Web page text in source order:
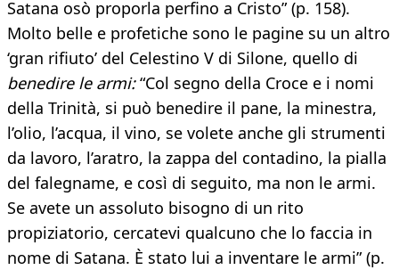
Satana osò proporla perfino a Cristo” (p. 158).
Molto belle e profetiche sono le pagine su un altro
‘gran rifiuto’ del Celestino V di Silone, quello di
benedire le armi:“Col segno della Croce e i nomi
della Trinità, si può benedire il pane, la minestra,
l’olio, l’acqua, il vino, se volete anche gli strumenti
da lavoro, l’aratro, la zappa del contadino, la pialla
del falegname, e così di seguito, ma non le armi.
Se avete un assoluto bisogno di un rito
propiziatorio, cercatevi qualcuno che lo faccia in
nome di Satana. È stato lui a inventare le armi” (p.